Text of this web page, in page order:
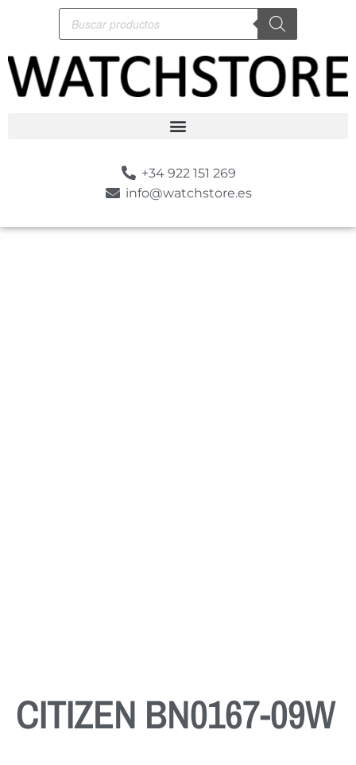
+34 922 151 269
info@watchstore.es
CITIZEN BN0167-09W